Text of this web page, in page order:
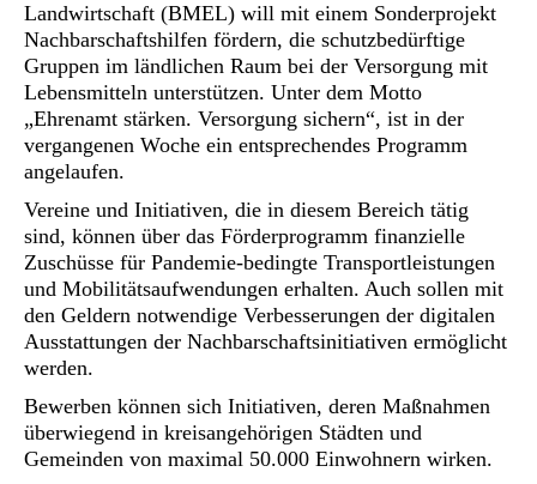
Landwirtschaft (BMEL) will mit einem Sonderprojekt
Nachbarschaftshilfen fördern, die schutzbedürftige
Gruppen im ländlichen Raum bei der Versorgung mit
Lebensmitteln unterstützen. Unter dem Motto
„Ehrenamt stärken. Versorgung sichern“, ist in der
vergangenen Woche ein entsprechendes Programm
angelaufen.
Vereine und Initiativen, die in diesem Bereich tätig
sind, können über das Förderprogramm finanzielle
Zuschüsse für Pandemie-bedingte Transportleistungen
und Mobilitätsaufwendungen erhalten. Auch sollen mit
den Geldern notwendige Verbesserungen der digitalen
Ausstattungen der Nachbarschaftsinitiativen ermöglicht
werden.
Bewerben können sich Initiativen, deren Maßnahmen
überwiegend in kreisangehörigen Städten und
Gemeinden von maximal 50.000 Einwohnern wirken.